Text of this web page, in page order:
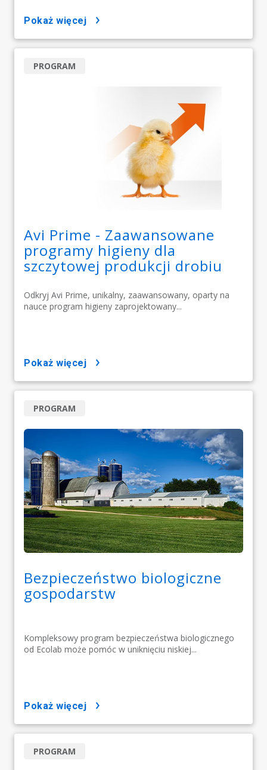
pokaż więcej
Avi Prime - Zaawansowane
programy higieny dla
szczytowej produkcji drobiu
Odkryj Avi Prime, unikalny, zaawansowany, oparty na
nauce program higieny zaprojektowany...
PROGRAM
pokaż więcej
Bezpieczeństwo biologiczne
gospodarstw
Kompleksowy program bezpieczeństwa biologicznego
od Ecolab może pomóc w uniknięciu niskiej...
PROGRAM
pokaż więcej
PROGRAM